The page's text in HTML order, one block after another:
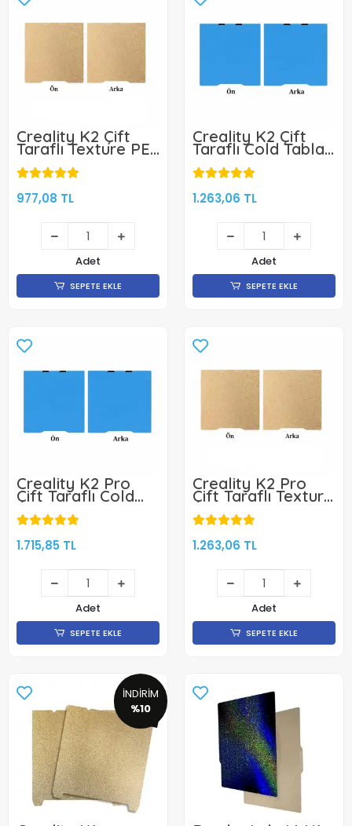
Creality K2 Çift
Taraflı Texture PEI
Tabla -
270x293mm-Klon
977,08 TL
Adet
SEPETE EKLE
Creality K2 Çift
Taraflı Cold Tabla -
270x293mm-Klon
1.263,06 TL
Adet
SEPETE EKLE
Creality K2 Pro
Çift Taraflı Cold
Tabla -
310x325mm-Klon
1.715,85 TL
Adet
SEPETE EKLE
Creality K2 Pro
Çift Taraflı Texture
PEI Tabla -
310x325mm-Klon
1.263,06 TL
Adet
SEPETE EKLE
İNDİRİM
%10